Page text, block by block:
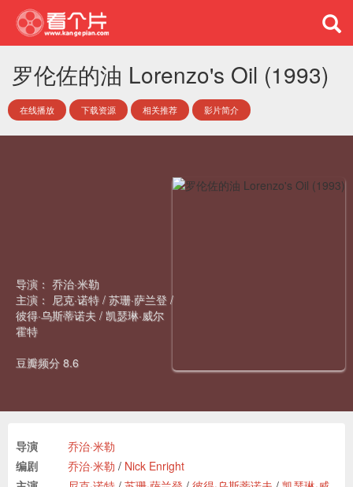
罗伦佐的油 Lorenzo's Oil (1993)
在线播放 下载资源 相关推荐 影片简介
导演： 乔治·米勒
主演： 尼克·诺特 /苏珊·萨兰登 /
彼得·乌斯蒂诺夫 /凯瑟琳·威尔
霍特
豆瓣频分 8.6
导演
乔治·米勒
编剧
乔治·米勒 / Nick Enright